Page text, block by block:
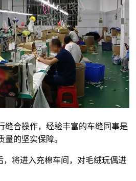
缝合操作，经验丰富的车缝同事是
量的坚实保障。
，将进入充棉车间，对毛绒玩偶进